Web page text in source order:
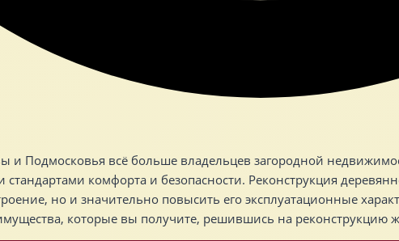
и Подмосковья всё больше владельцев загородной
комфорта и безопасности. Реконструкция
но и значительно повысить его эксплуатационные
которые вы получите, решившись на реконструкцию